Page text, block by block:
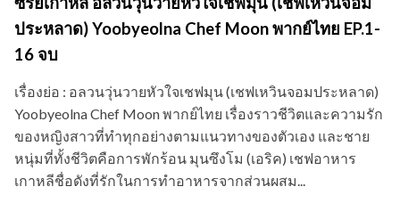
ของหญิงสาวที่ทำทุกอย่างตามแนวทางของตัวเอง และชาย
หนุ่มที่ทั้งชีวิตคือการพักร้อน มุนซึงโม (เอริค) เชฟอาหาร
เกาหลีชื่อดังที่รักในการทำอาหารจากส่วนผสม...
24 4 10 3 ปีที่แล้ว 